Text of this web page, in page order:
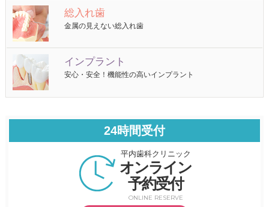
総入れ歯
金属の見えない総入れ歯
インプラント
安心・安全！機能性の高いインプラント
24時間受付
平内歯科クリニック
オンライン
予約受付
ONLINE RESERVE